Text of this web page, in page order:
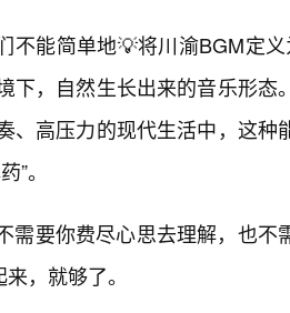
不能简单地💡将川渝BGM定
下，自然生长出来的音乐形
、高压力的现代生活中，这
”。
需要你费尽心思去理解，也
来，就够了。